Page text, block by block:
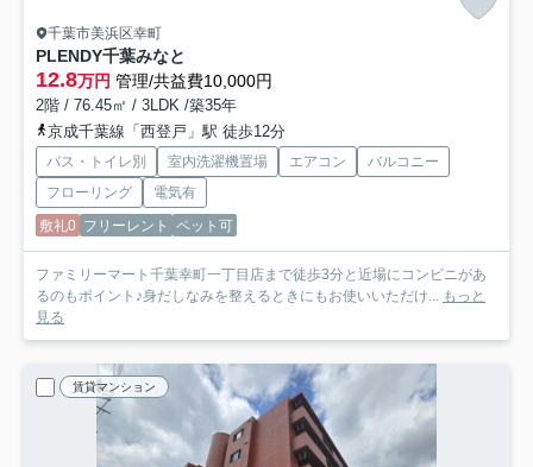
千葉市美浜区幸町
PLENDY千葉みなと
12.8万円 管理/共益費10,000円
2階 / 76.45㎡ / 3LDK /築35年
京成千葉線「西登戸」駅 徒歩12分
バス・トイレ別 室内洗濯機置場 エアコン
バルコニー
フローリング
電気有
敷礼0 フリーレント ペット可
ファミリーマート千葉幸町一丁目店まで徒歩3分と近場にコンビニがあ
るのもポイント♪身だしなみを整えるときにもお使いいただけ...
もっと
見る
賃貸マンション